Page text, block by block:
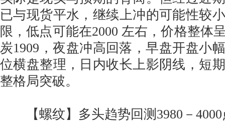
已与现货平水，继续上冲的可能性较
限，低点可能在2000 左右，价格整体
炭1909，夜盘冲高回落，早盘开盘小
位横盘整理，日内收长上影阴线，短
整格局突破。
【螺纹】多头趋势回测3980－4000